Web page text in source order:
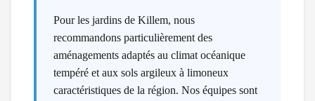
Pour les jardins de Killem, nous
recommandons particulièrement des
aménagements adaptés au climat océanique
tempéré et aux sols argileux à limoneux
caractéristiques de la région. Nos équipes sont